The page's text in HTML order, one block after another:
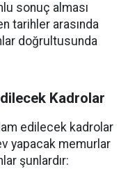
sonuç alması
tarihler arasında
doğrultusunda
Kadrolar
edilecek kadrolar
yapacak memurlar
şunlardır: